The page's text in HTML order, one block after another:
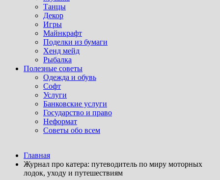
Танцы
Декор
Игры
Майнкрафт
Поделки из бумаги
Хенд мейд
Рыбалка
Полезные советы
Одежда и обувь
Софт
Услуги
Банковские услуги
Государство и право
Неформат
Советы обо всем
Как построили самое высокое здание в мире: о...
07.04.2026
Главная
Журнал про катера: путеводитель по миру моторных
лодок, уходу и путешествиям